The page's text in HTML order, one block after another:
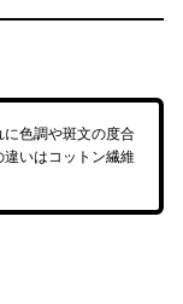
色調や斑文の度合
いはコットン繊維